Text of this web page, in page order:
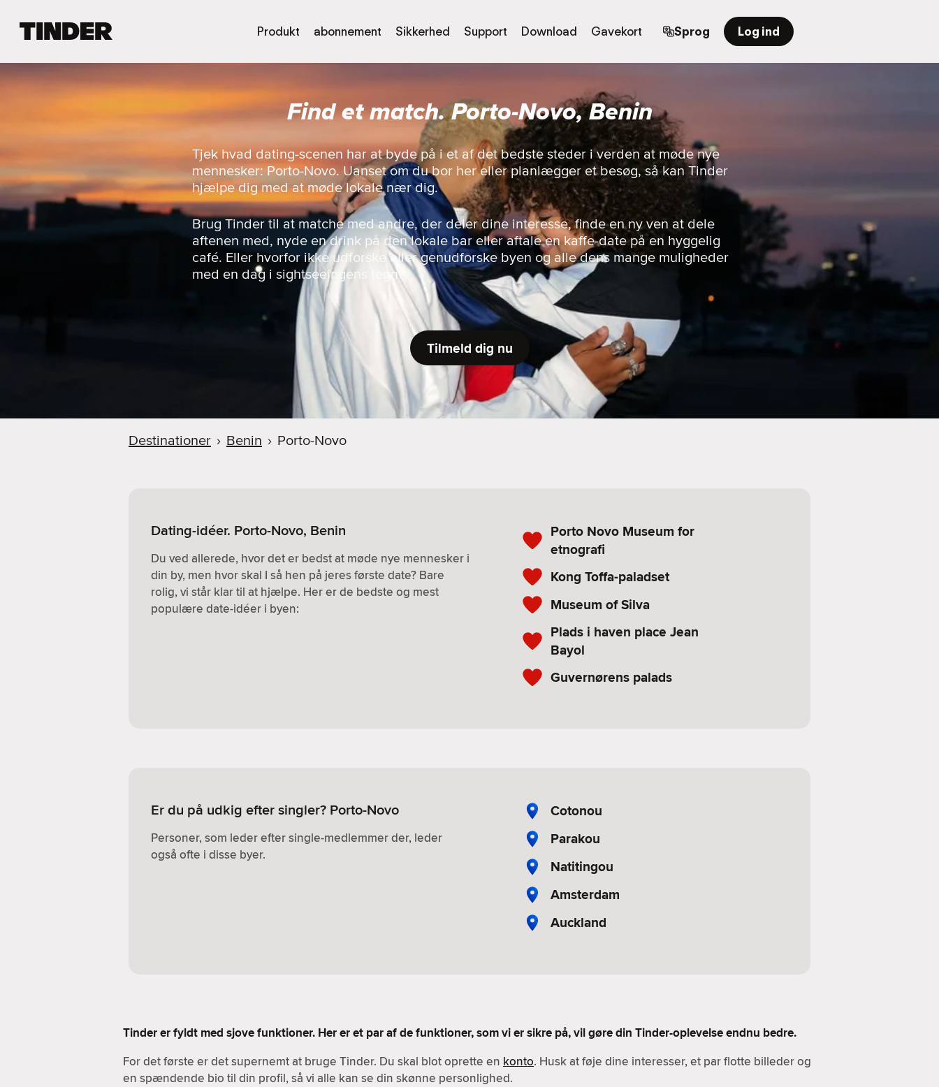
e
r
t
s
Produkt abonnement Sikkerhed Support Download Gavekort Sprog Log ind
Find et match. Porto-Novo, Benin
Tjek hvad dating-scenen har at byde på i et af det bedste steder i verden at møde nye
mennesker: Porto-Novo. Uanset om du bor her eller planlægger et besøg, så kan Tinder
hjælpe dig med at møde lokale nær dig.
Brug Tinder til at matche med andre, der deler dine interesse, finde en ny ven at dele
aftenen med, nyde en drink på den lokale bar eller aftale en kaffe-date på en hyggelig
café. Eller hvorfor ikke udforske eller genudforske byen og alle dens mange muligheder
med en dag i sightseeingens tegn?
Tilmeld dig nu
Destinationer › Benin › Porto-Novo
Dating-idéer. Porto-Novo, Benin
Du ved allerede, hvor det er bedst at møde nye mennesker i
din by, men hvor skal I så hen på jeres første date? Bare
rolig, vi står klar til at hjælpe. Her er de bedste og mest
populære date-idéer i byen:
Porto Novo Museum for
etnografi
Kong Toffa-paladset
Museum of Silva
Plads i haven place Jean
Bayol
Guvernørens palads
Er du på udkig efter singler? Porto-Novo
Personer, som leder efter single-medlemmer der, leder
også ofte i disse byer.
Cotonou
Parakou
Natitingou
Amsterdam
Auckland
Tinder er fyldt med sjove funktioner. Her er et par af de funktioner, som vi er sikre på, vil gøre din Tinder-oplevelse endnu bedre.
For det første er det supernemt at bruge Tinder. Du skal blot oprette en konto. Husk at føje dine interesser, et par flotte billeder og
en spændende bio til din profil, så vi alle kan se din skønne personlighed.